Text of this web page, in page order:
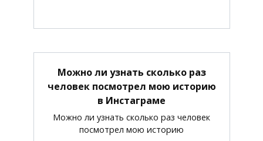
Можно ли узнать сколько раз
человек посмотрел мою историю
в Инстаграме
Можно ли узнать сколько раз человек
посмотрел мою историю